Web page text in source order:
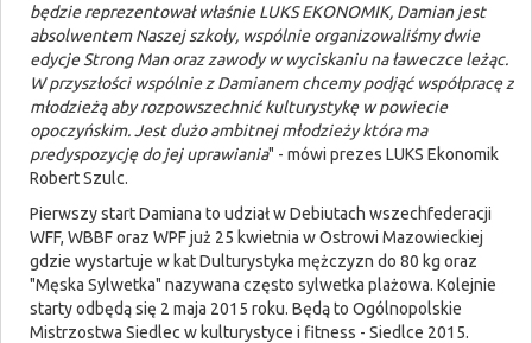
będzie reprezentował właśnie LUKS EKONOMIK, Damian jest
absolwentem Naszej szkoły, wspólnie organizowaliśmy dwie
edycje Strong Man oraz zawody w wyciskaniu na ławeczce leżąc.
W przyszłości wspólnie z Damianem chcemy podjąć współpracę z
młodzieżą aby rozpowszechnić kulturystykę w powiecie
opoczyńskim. Jest dużo ambitnej młodzieży która ma
predyspozycję do jej uprawiania" - mówi prezes LUKS Ekonomik
Robert Szulc.
Pierwszy start Damiana to udział w Debiutach wszechfederacji
WFF, WBBF oraz WPF już 25 kwietnia w Ostrowi Mazowieckiej
gdzie wystartuje w kat Dulturystyka mężczyzn do 80 kg oraz
"Męska Sylwetka" nazywana często sylwetka plażowa. Kolejnie
starty odbędą się 2 maja 2015 roku. Będą to Ogólnopolskie
Mistrzostwa Siedlec w kulturystyce i fitness - Siedlce 2015.